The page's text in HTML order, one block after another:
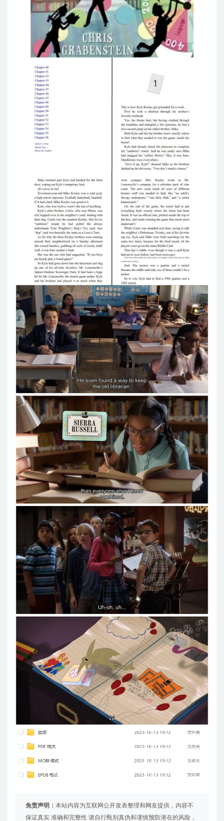
免责声明： 本站内容为互联网公开发表整理和网友提供，内容不
保证真实 准确和完整性 请自行甄别真伪和谨慎预防潜在的风险，